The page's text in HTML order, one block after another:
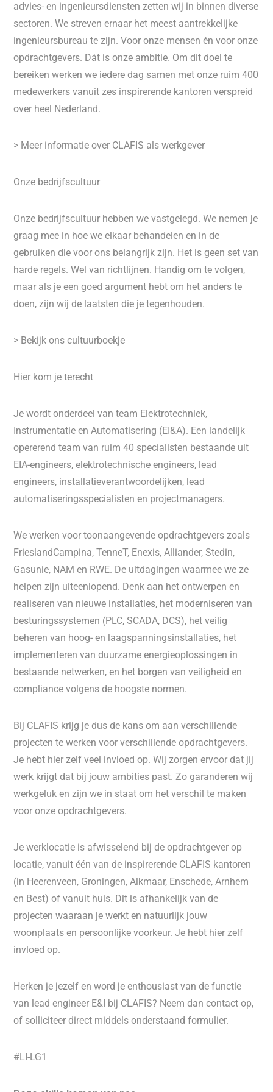
advies- en ingenieursdiensten zetten wij in binnen diverse
sectoren. We streven ernaar het meest aantrekkelijke
ingenieursbureau te zijn. Voor onze mensen én voor onze
opdrachtgevers. Dát is onze ambitie. Om dit doel te
bereiken werken we iedere dag samen met onze ruim 400
medewerkers vanuit zes inspirerende kantoren verspreid
over heel Nederland.
> Meer informatie over CLAFIS als werkgever
Onze bedrijfscultuur
Onze bedrijfscultuur hebben we vastgelegd. We nemen je
graag mee in hoe we elkaar behandelen en in de
gebruiken die voor ons belangrijk zijn. Het is geen set van
harde regels. Wel van richtlijnen. Handig om te volgen,
maar als je een goed argument hebt om het anders te
doen, zijn wij de laatsten die je tegenhouden.
> Bekijk ons cultuurboekje
Hier kom je terecht
Je wordt onderdeel van team Elektrotechniek,
Instrumentatie en Automatisering (EI&A). Een landelijk
opererend team van ruim 40 specialisten bestaande uit
EIA-engineers, elektrotechnische engineers, lead
engineers, installatieverantwoordelijken, lead
automatiseringsspecialisten en projectmanagers.
We werken voor toonaangevende opdrachtgevers zoals
FrieslandCampina, TenneT, Enexis, Alliander, Stedin,
Gasunie, NAM en RWE. De uitdagingen waarmee we ze
helpen zijn uiteenlopend. Denk aan het ontwerpen en
realiseren van nieuwe installaties, het moderniseren van
besturingssystemen (PLC, SCADA, DCS), het veilig
beheren van hoog- en laagspanningsinstallaties, het
implementeren van duurzame energieoplossingen in
bestaande netwerken, en het borgen van veiligheid en
compliance volgens de hoogste normen.
Bij CLAFIS krijg je dus de kans om aan verschillende
projecten te werken voor verschillende opdrachtgevers.
Je hebt hier zelf veel invloed op. Wij zorgen ervoor dat jij
werk krijgt dat bij jouw ambities past. Zo garanderen wij
werkgeluk en zijn we in staat om het verschil te maken
voor onze opdrachtgevers.
Je werklocatie is afwisselend bij de opdrachtgever op
locatie, vanuit één van de inspirerende CLAFIS kantoren
(in Heerenveen, Groningen, Alkmaar, Enschede, Arnhem
en Best) of vanuit huis. Dit is afhankelijk van de
projecten waaraan je werkt en natuurlijk jouw
woonplaats en persoonlijke voorkeur. Je hebt hier zelf
invloed op.
Herken je jezelf en word je enthousiast van de functie
van lead engineer E&I bij CLAFIS? Neem dan contact op,
of solliciteer direct middels onderstaand formulier.
#LI-LG1